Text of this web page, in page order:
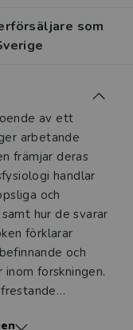
som
av ett
arbetande
främjar deras
handlar
och
hur de svarar
förklarar
och
forskningen.